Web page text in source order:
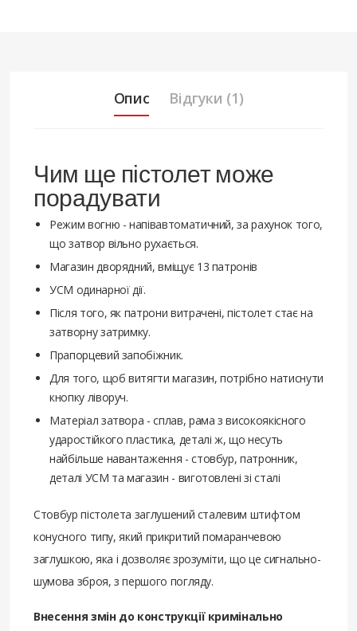
Опис Відгуки (1)
Чим ще пістолет може
порадувати
Режим вогню - напівавтоматичний, за рахунок того,
що затвор вільно рухається.
Магазин дворядний, вміщує 13 патронів
УСМ одинарної дії.
Після того, як патрони витрачені, пістолет стає на
затворну затримку.
Прапорцевий запобіжник.
Для того, щоб витягти магазин, потрібно натиснути
кнопку ліворуч.
Матеріал затвора - сплав, рама з високоякісного
ударостійкого пластика, деталі ж, що несуть
найбільше навантаження - стовбур, патронник,
деталі УСМ та магазин - виготовлені зі сталі
Стовбур пістолета заглушений сталевим штифтом
конусного типу, який прикритий помаранчевою
заглушкою, яка і дозволяє зрозуміти, що це сигнально-
шумова зброя, з першого погляду.
Внесення змін до конструкції кримінально